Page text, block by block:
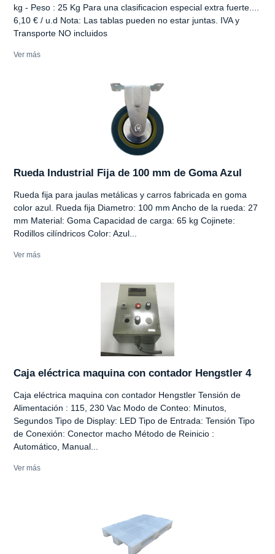
kg - Peso : 25 Kg Para una clasificacion especial extra fuerte....
6,10 € / u.d Nota: Las tablas pueden no estar juntas. IVA y
Transporte NO incluidos
Ver más
Rueda Industrial Fija de 100 mm de Goma Azul
Rueda fija para jaulas metálicas y carros fabricada en goma
color azul. Rueda fija Diametro: 100 mm Ancho de la rueda: 27
mm Material: Goma Capacidad de carga: 65 kg Cojinete:
Rodillos cilíndricos Color: Azul...
Ver más
Caja eléctrica maquina con contador Hengstler 4
Caja eléctrica maquina con contador Hengstler Tensión de
Alimentación : 115, 230 Vac Modo de Conteo: Minutos,
Segundos Tipo de Display: LED Tipo de Entrada: Tensión Tipo
de Conexión: Conector macho Método de Reinicio :
Automático, Manual...
Ver más